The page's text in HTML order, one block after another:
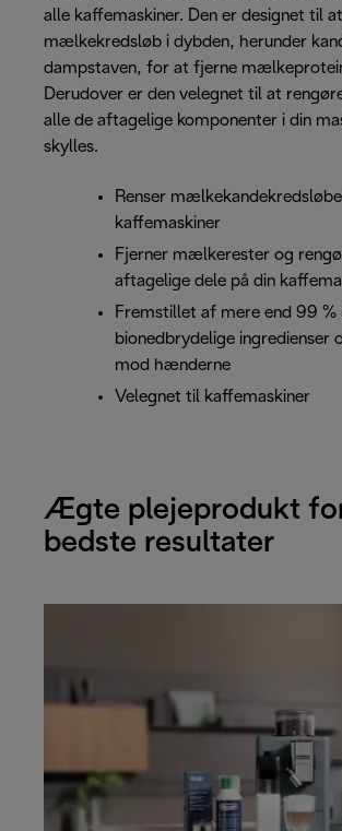
alle kaffemaskiner. Den er designet til
mælkekredsløb i dybden, herunder
dampstaven, for at fjerne
Derudover er den velegnet til at
alle de aftagelige komponenter i din
skylles.
Renser
kaffemaskiner
Fjerner mælkerester og
aftagelige dele på din
Fremstillet af mere end 99 %
bionedbrydelige ingredienser
mod hænderne
Velegnet til kaffemaskiner
Ægte plejeprodukt
bedste resultater